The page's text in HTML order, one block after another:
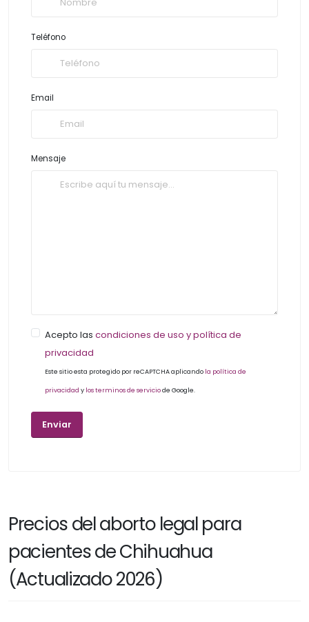
Teléfono
Email
Mensaje
Acepto las condiciones de uso y política de
privacidad
Este sitio esta protegido por reCAPTCHA aplicando la política de
privacidad y los terminos de serviciode Google.
Precios del aborto legal para
pacientes de Chihuahua
(Actualizado 2026)